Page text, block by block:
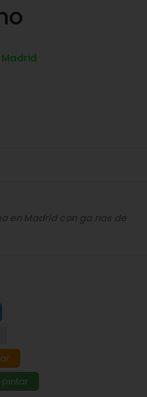
Madrid
en Madrid con ga nas de